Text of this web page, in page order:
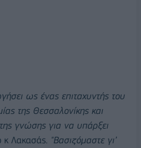
ως ένας επιταχυντής του
της Θεσσαλονίκης και
γνώσης για να υπάρξει
κ Λακασάς. "Βασιζόμαστε γι’